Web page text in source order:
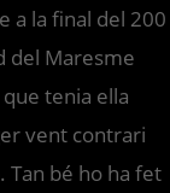
a la final del 200
del Maresme
que tenia ella
vent contrari
Tan bé ho ha fet